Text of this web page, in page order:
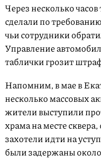
Через несколько
сделали по
чьи сотрудники
Управление
таблички грозит
Напомним, в мае в
несколько массовых
жители выступили
храма на месте
захотели идти на
были задержаны